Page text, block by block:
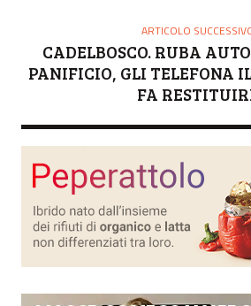
ARTICOLO
CADELBOSCO. RUBA
PANIFICIO, GLI TELEFONA
FA